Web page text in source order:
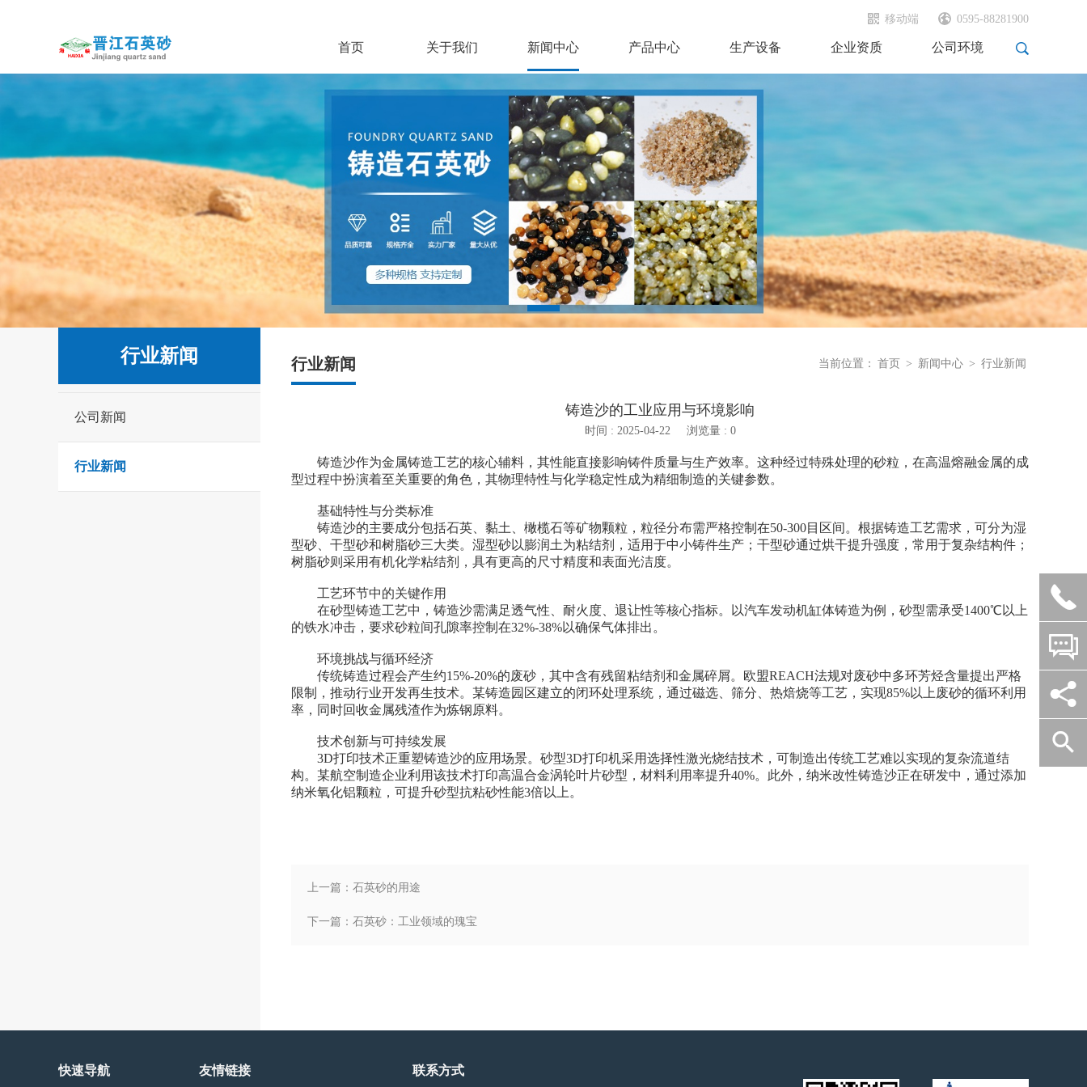




移动端 0595-88281900
首页 关于我们 新闻中心 产品中心 生产设备 企业资质 公司环境
行业新闻
公司新闻
行业新闻
行业新闻 当前位置： 首页 > 新闻中心 > 行业新闻
铸造沙的工业应用与环境影响
时间 : 2025-04-22 浏览量 : 0
铸造沙作为金属铸造工艺的核心辅料，其性能直接影响铸件质量与生产效率。这种经过特殊处理的砂粒，在高温熔融金属的成
型过程中扮演着至关重要的角色，其物理特性与化学稳定性成为精细制造的关键参数。
基础特性与分类标准
铸造沙的主要成分包括石英、黏土、橄榄石等矿物颗粒，粒径分布需严格控制在50-300目区间。根据铸造工艺需求，可分为湿
型砂、干型砂和树脂砂三大类。湿型砂以膨润土为粘结剂，适用于中小铸件生产；干型砂通过烘干提升强度，常用于复杂结构件；
树脂砂则采用有机化学粘结剂，具有更高的尺寸精度和表面光洁度。
工艺环节中的关键作用
在砂型铸造工艺中，铸造沙需满足透气性、耐火度、退让性等核心指标。以汽车发动机缸体铸造为例，砂型需承受1400℃以上
的铁水冲击，要求砂粒间孔隙率控制在32%-38%以确保气体排出。
环境挑战与循环经济
传统铸造过程会产生约15%-20%的废砂，其中含有残留粘结剂和金属碎屑。欧盟REACH法规对废砂中多环芳烃含量提出严格
限制，推动行业开发再生技术。某铸造园区建立的闭环处理系统，通过磁选、筛分、热焙烧等工艺，实现85%以上废砂的循环利用
率，同时回收金属残渣作为炼钢原料。
技术创新与可持续发展
3D打印技术正重塑铸造沙的应用场景。砂型3D打印机采用选择性激光烧结技术，可制造出传统工艺难以实现的复杂流道结
构。某航空制造企业利用该技术打印高温合金涡轮叶片砂型，材料利用率提升40%。此外，纳米改性铸造沙正在研发中，通过添加
纳米氧化铝颗粒，可提升砂型抗粘砂性能3倍以上。
上一篇：石英砂的用途
下一篇：石英砂：工业领域的瑰宝
快速导航 友情链接 联系方式